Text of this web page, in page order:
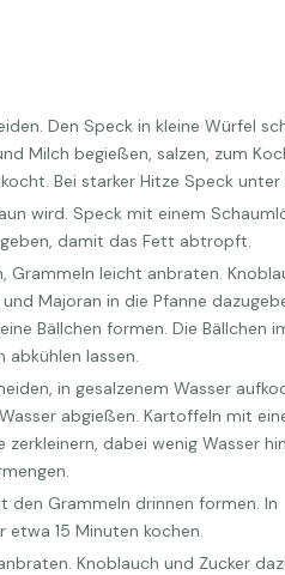
Den Speck in kleine Würfel
Milch begießen, salzen, zum
Bei starker Hitze Speck unter
wird. Speck mit einem
damit das Fett abtropft.
Grammeln leicht anbraten.
Majoran in die Pfanne
Bällchen formen. Die Bällchen
abkühlen lassen.
in gesalzenem Wasser
abgießen. Kartoffeln mit
dabei wenig Wasser
den Grammeln drinnen formen. In
etwa 15 Minuten kochen.
Knoblauch und Zucker